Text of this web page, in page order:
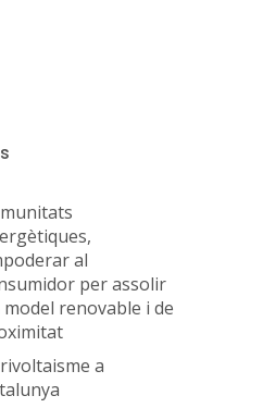
al
per assolir
model renovable i de
a